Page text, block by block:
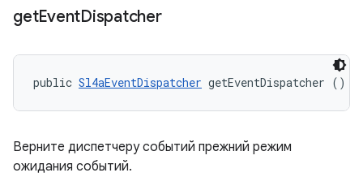
getEventDispatcher
public Sl4aEventDispatcher getEventDispatcher ()
Верните диспетчеру событий прежний режим
ожидания событий.